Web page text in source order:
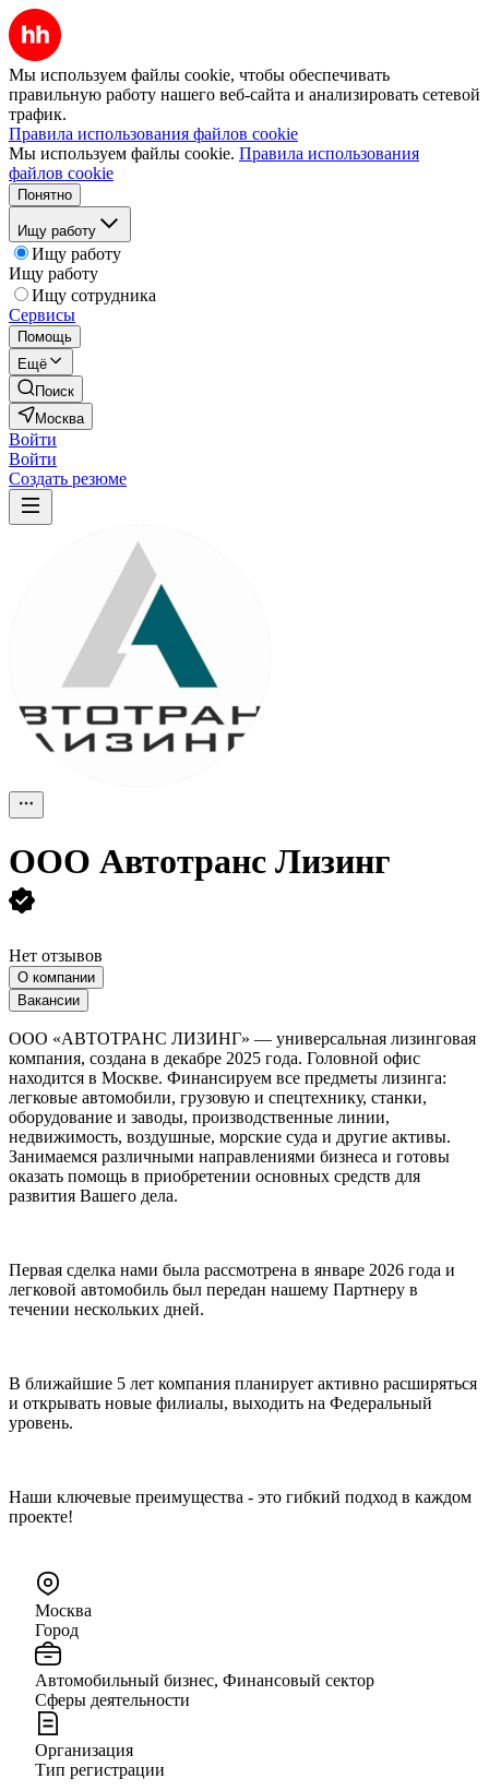
Мы используем файлы cookie, чтобы обеспечивать
правильную работу нашего веб-сайта и анализировать сетевой
трафик.
Правила использования файлов cookie
Мы используем файлы cookie. Правила использования
файлов cookie
Понятно
Ищу работу
Ищу работу
Ищу работу
Ищу сотрудника
Сервисы
Помощь
Ещё
Поиск
Москва
Войти
Войти
Создать резюме
ООО Автотранс Лизинг
Нет отзывов
О компании
Вакансии
ООО «АВТОТРАНС ЛИЗИНГ» — универсальная лизинговая
компания, создана в декабре 2025 года. Головной офис
находится в Москве. Финансируем все предметы лизинга:
легковые автомобили, грузовую и спецтехнику, станки,
оборудование и заводы, производственные линии,
недвижимость, воздушные, морские суда и другие активы.
Занимаемся различными направлениями бизнеса и готовы
оказать помощь в приобретении основных средств для
развития Вашего дела.
Первая сделка нами была рассмотрена в январе 2026 года и
легковой автомобиль был передан нашему Партнеру в
течении нескольких дней.
В ближайшие 5 лет компания планирует активно расширяться
и открывать новые филиалы, выходить на Федеральный
уровень.
Наши ключевые преимущества - это гибкий подход в каждом
проекте!
Москва
Город
Автомобильный бизнес, Финансовый сектор
Сферы деятельности
Организация
Тип регистрации